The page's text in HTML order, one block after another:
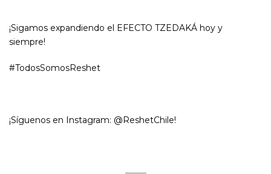
¡Sigamos expandiendo el EFECTO TZEDAKÁ hoy y
siempre!
#TodosSomosReshet
¡Síguenos en Instagram: @ReshetChile!